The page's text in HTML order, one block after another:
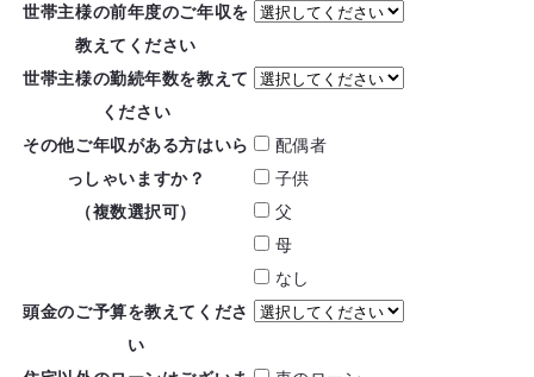
世帯主様の前年度のご年収を
教えてください
世帯主様の勤続年数を教えて
ください
その他ご年収がある方はいら
っしゃいますか？
（複数選択可）
配偶者
子供
父
母
なし
頭金のご予算を教えてくださ
い